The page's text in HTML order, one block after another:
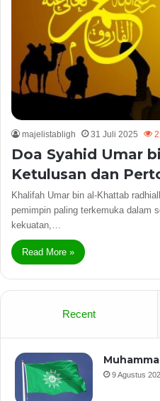
majelistabligh 31 Juli 2025
Doa Syahid Umar
Ketulusan dan
Khalifah Umar bin al-Khattab
pemimpin paling terkemuka dalam
kekuatan,…
Read More »
Recent
9 Agustus